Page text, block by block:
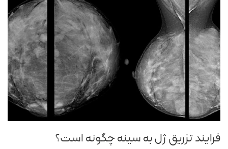
فرایند تزريق ژل به سينه چگونه است؟